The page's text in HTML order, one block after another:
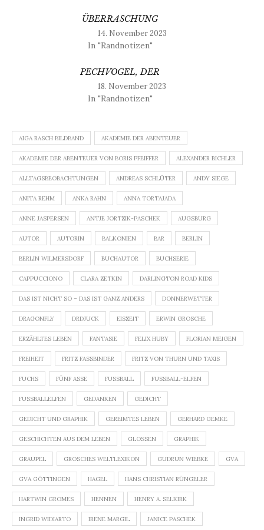
ÜBERRASCHUNG
14. November 2023
In "Randnotizen"
PECHVOGEL, DER
18. November 2023
In "Randnotizen"
AIGA RASCH BILDBAND AKADEMIE DER ABENTEUER
AKADEMIE DER ABENTEUER VON BORIS PFEIFFER ALEXANDER BICHLER
ALLTAGSBEOBACHTUNGEN ANDREAS SCHLÜTER ANDY SIEGE
ANITA REHM ANKA RAHN ANNA TORTAJADA
ANNE JASPERSEN ANTJE JORTZIK-PASCHEK AUGSBURG
AUTOR AUTORIN BALKONIEN BAR BERLIN
BERLIN WILMERSDORF BUCHAUTOR BUCHSERIE
CAPPUCCIONO CLARA ZETKIN DARLINGTON ROAD KIDS
DAS IST NICHT SO – DAS IST GANZ ANDERS DONNERWETTER
DRAGONFLY DRDJUCK EISZEIT ERWIN GROSCHE
ERZÄHLTES LEBEN FANTASIE FELIX HUBY FLORIAN MEIGEN
FREIHEIT FRITZ FASSBINDER FRITZ VON THURN UND TAXIS
FUCHS FÜNF ASSE FUSSBALL FUSSBALL-ELFEN
FUSSBALLELFEN GEDANKEN GEDICHT
GEDICHT UND GRAPHIK GEREIMTES LEBEN GERHARD GEMKE
GESCHICHTEN AUS DEM LEBEN GLOSSEN GRAPHIK
GRAUPEL GROSCHES WELTLEXIKON GUDRUN WIEBKE GVA
GVA GÖTTINGEN HAGEL HANS CHRISTIAN RÜNGELER
HARTWIN GROMES HENNEN HENRY A. SELKIRK
INGRID WIDIARTO IRENE MARGIL JANICE PASCHEK